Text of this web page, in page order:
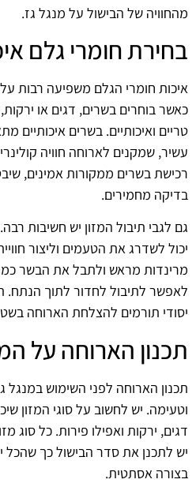
מהחוויה של הבישול על מנגל גז.
בחירת חומרי גלם
איכות חומרי הגלם משפיעה רבות
כאשר בוחרים בשרים, דגים או
טריים ואיכותיים. בשרים איכותיים
עשיר, שמקנים לארוחה חוויה
רכישת בשרים ממקורות אמינים,
בדיקה מחמירים.
גם לגבי תיבול המזון יש חשיבות
יכול לשדרג את הטעמים וליצור
מרינדות מראש ולתבל את הבשר
לאפשר לתיבול לחדור לתוך הנתח.
יסודי תורמים להצלחת הארוחה
תכנון הארוחה על
תכנון הארוחה לפני השימוש במנגל
וטעימה. יש לחשוב על סוגי המזון
דגים, ירקות ואפילו פירות. כל סוג
יש לתכנן את סדר הבישול כך שהכל
בצורה אסתטית.